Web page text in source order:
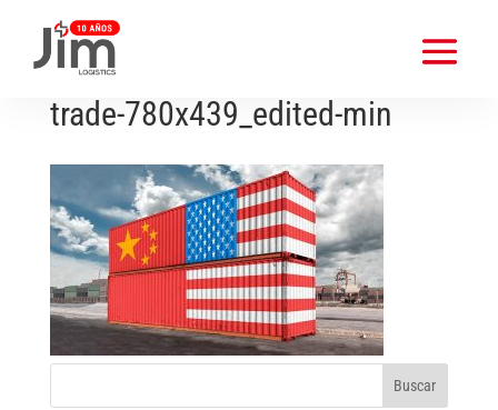
160603130407-china-us-
trade-780x439_edited-min